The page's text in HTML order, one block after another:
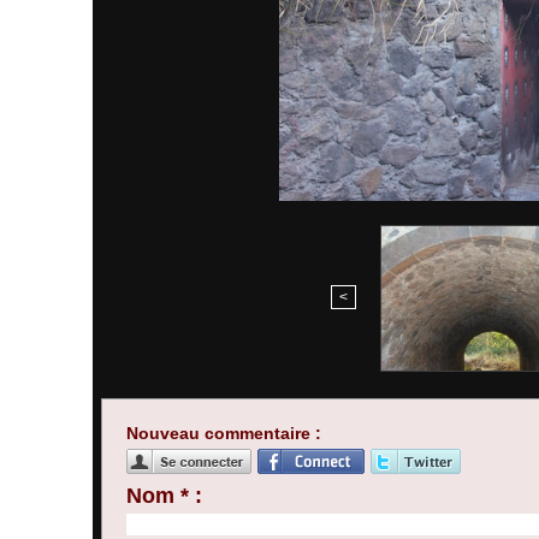
<
Nouveau commentaire :
Nom * :